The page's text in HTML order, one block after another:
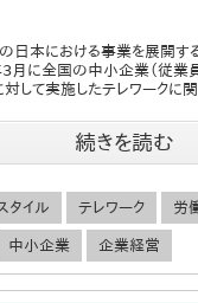
日本における事業を展開す
3月に全国の中小企業（従業
して実施したテレワークに
続きを読む
タイル テレワーク 労
中小企業 企業経営